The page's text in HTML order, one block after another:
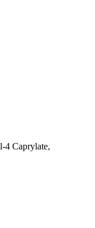
4 Caprylate,